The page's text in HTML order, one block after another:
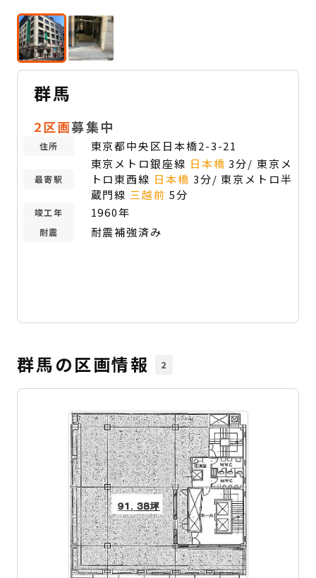
群馬
2区画募集中
住所 東京都中央区日本橋2-3-21
最寄駅
東京メトロ銀座線 日本橋 3分/ 東京メ
トロ東西線 日本橋 3分/ 東京メトロ半
蔵門線 三越前 5分
竣工年 1960年
耐震 耐震補強済み
群馬の区画情報 2